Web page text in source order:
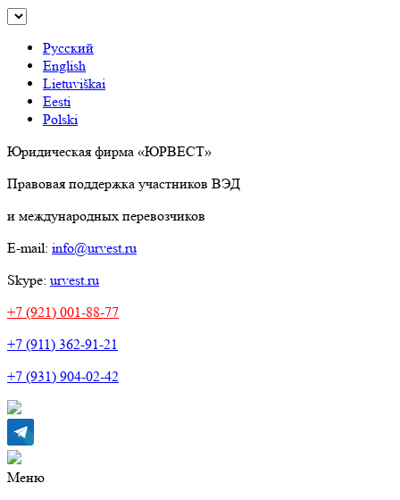
Русский
English
Lietuviškai
Eesti
Polski
Юридическая фирма «ЮРВЕСТ»
Правовая поддержка участников ВЭД
и международных перевозчиков
E-mail: info@urvest.ru
Skype: urvest.ru
+7 (921) 001-88-77
+7 (911) 362-91-21
+7 (931) 904-02-42
Меню